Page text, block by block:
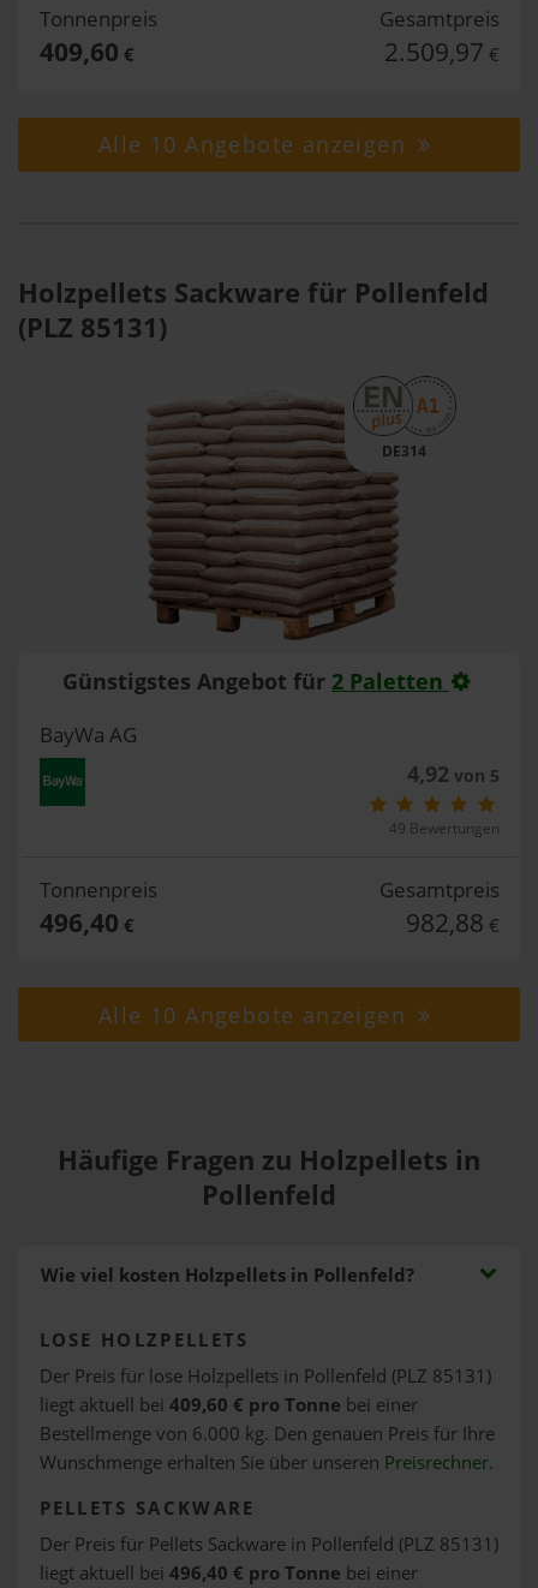
Tonnenpreis
409,60 €
Gesamtpreis
2.509,97 €
Alle 10 Angebote anzeigen
Holzpellets Sackware für Pollenfeld
(PLZ 85131)
DE314
Günstigstes Angebot für 2 Paletten
BayWa AG
4,92von 5
49 Bewertungen
Tonnenpreis
496,40 €
Gesamtpreis
982,88 €
Alle 10 Angebote anzeigen
Häufige Fragen zu Holzpellets in
Pollenfeld
Wie viel kosten Holzpellets in Pollenfeld?
LOSE HOLZPELLETS
Der Preis für lose Holzpellets in Pollenfeld (PLZ 85131)
liegt aktuell bei 409,60 € pro Tonne bei einer
Bestellmenge von 6.000 kg. Den genauen Preis für Ihre
Wunschmenge erhalten Sie über unseren Preisrechner.
PELLETS SACKWARE
Der Preis für Pellets Sackware in Pollenfeld (PLZ 85131)
liegt aktuell bei 496,40 € pro Tonne bei einer